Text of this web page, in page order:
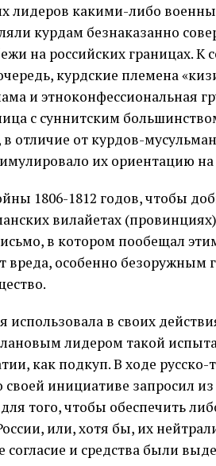
лидеров какими-либо
курдам безнаказанно
на российских границах. К
курдские племена
и этноконфессиональная
с суннитским
в отличие от курдов-
их ориентацию
1806-1812 годов, чтобы
вилайетах
в котором пообещал
вреда, особенно безоружным
использовала в своих
лидером такой
как подкуп. В ходе русско-
своей инициативе запросил
того, чтобы обеспечить
или, хотя бы, их
согласие и средства были